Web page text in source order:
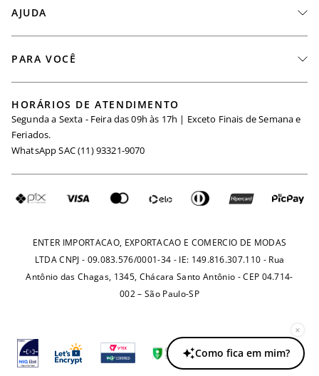
Seja um Revendedor
Igualdade Salarial
Requisição de Dados
AJUDA
Minha Conta
Trocas
Fretes e Tarifas
PARA VOCÊ
Maternidade
Seja um Afiliado
HORÁRIOS DE ATENDIMENTO
Segunda a Sexta - Feira das 09h às 17h | Exceto Finais de Semana e
Feriados.
WhatsApp SAC (11) 93321-9070
ENTER IMPORTACAO, EXPORTACAO E COMERCIO DE MODAS
LTDA CNPJ - 09.083.576/0001-34 - IE: 149.816.307.110 - Rua
Antônio das Chagas, 1345, Chácara Santo Antônio - CEP 04.714-
002 – São Paulo-SP
×
Como fica em mim?